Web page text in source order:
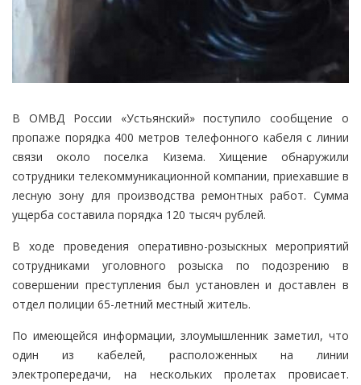
В ОМВД России «Устьянский» поступило сообщение о
пропаже порядка 400 метров телефонного кабеля с линии
связи около поселка Кизема. Хищение обнаружили
сотрудники телекоммуникационной компании, приехавшие в
лесную зону для производства ремонтных работ. Сумма
ущерба составила порядка 120 тысяч рублей.
В ходе проведения оперативно-розыскных мероприятий
сотрудниками уголовного розыска по подозрению в
совершении преступления был установлен и доставлен в
отдел полиции 65-летний местный житель.
По имеющейся информации, злоумышленник заметил, что
один из кабелей, расположенных на линии
электропередачи, на нескольких пролетах провисает.